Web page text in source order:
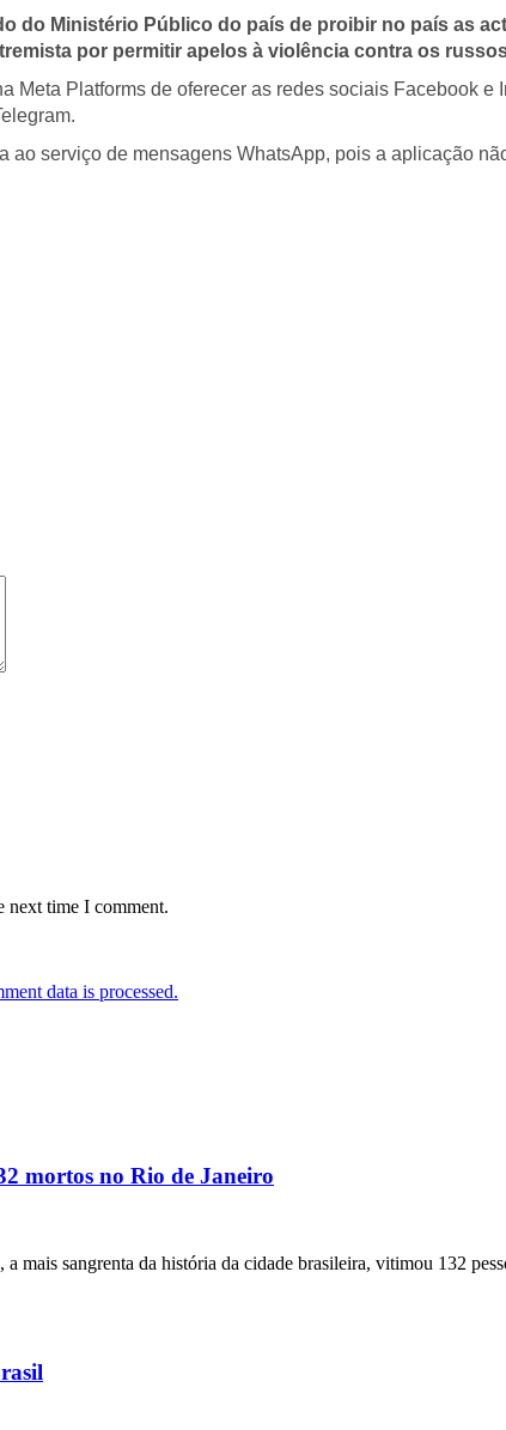
do Ministério Público do país de proibir no país as
por permitir apelos à violência contra os
Meta Platforms de oferecer as redes sociais Facebook
serviço de mensagens WhatsApp, pois a aplicação
next time I comment.
data is processed.
mortos no Rio de Janeiro
mais sangrenta da história da cidade brasileira, vitimou 132